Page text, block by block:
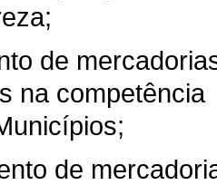
de
na competência
de